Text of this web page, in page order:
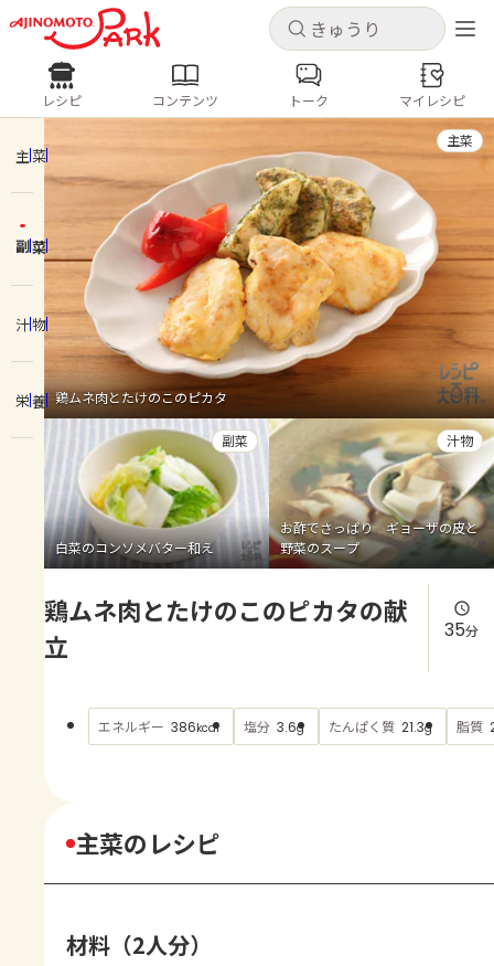
キャンセル
ログインするとレシピを保存できます
新規登録
ホーム
コンテンツ
レシピ
トーク
よくあるお問い合わせ
お買い物
AJINOMOTO PARK とは
キャンセル
レシピ コンテンツ
人気の食材・レシピ
きゅうり なす トマト
とうもろこし
ピーマン
みょうが ゴーヤ
レシピ コンテンツ トーク マイレシピ
主菜
副菜
汁物
栄養 鶏ムネ肉とたけのこのピカタ
主菜
白菜のコンソメバター和え
副菜
お酢でさっぱり ギョーザの皮と
野菜のスープ
汁物
鶏ムネ肉とたけのこのピカタの献
立
35分
エネルギー 386kcal 塩分 3.6g たんぱく質 21.3g 脂質
主菜のレシピ
材料（2人分）